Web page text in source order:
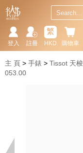
購物車
繁
HKD
註冊
登入
主 頁 手錶 Tissot 天梭
053.00